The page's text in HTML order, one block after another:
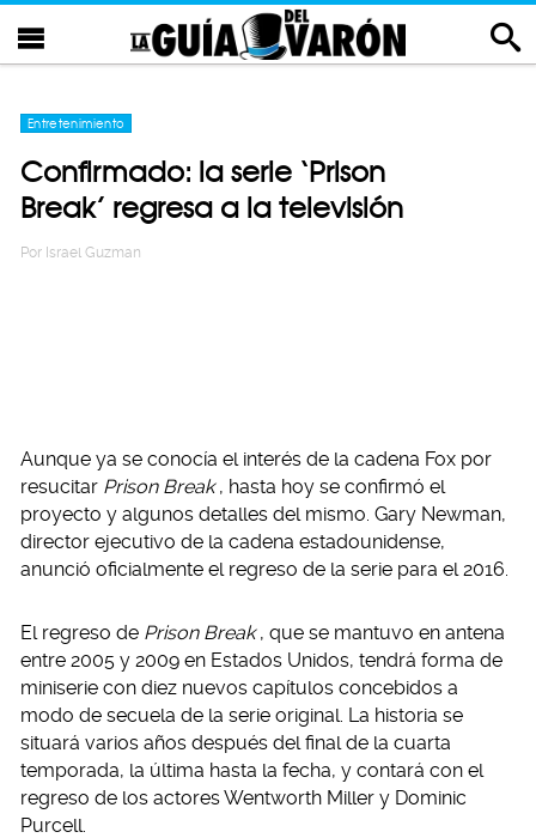
Entretenimiento
Confirmado: la serie ‘Prison
Break’ regresa a la televisión
Por Israel Guzman
Aunque ya se conocía el interés de la cadena Fox por
resucitar Prison Break , hasta hoy se confirmó el
proyecto y algunos detalles del mismo. Gary Newman,
director ejecutivo de la cadena estadounidense,
anunció oficialmente el regreso de la serie para el 2016.
El regreso de Prison Break , que se mantuvo en antena
entre 2005 y 2009 en Estados Unidos, tendrá forma de
miniserie con diez nuevos capítulos concebidos a
modo de secuela de la serie original. La historia se
situará varios años después del final de la cuarta
temporada, la última hasta la fecha, y contará con el
regreso de los actores Wentworth Miller y Dominic
Purcell.